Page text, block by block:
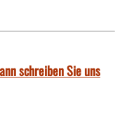
schreiben Sie uns